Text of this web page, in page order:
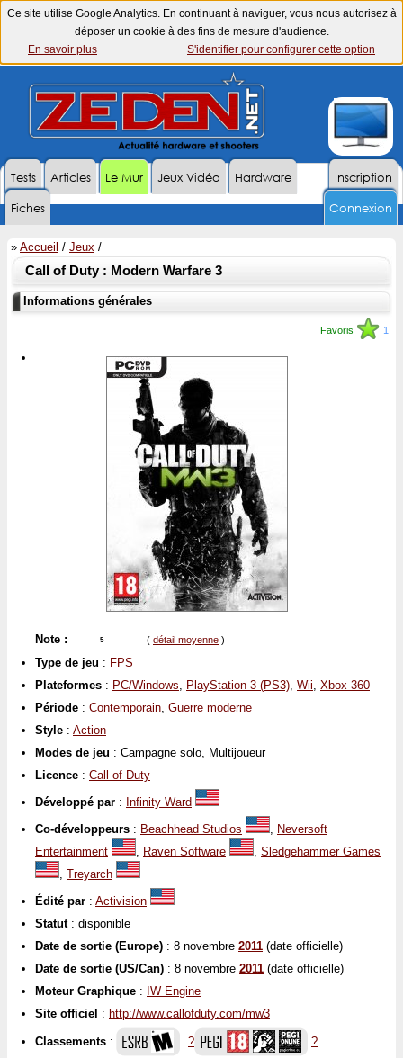
Ce site utilise Google Analytics. En continuant à naviguer, vous nous autorisez à
déposer un cookie à des fins de mesure d'audience.
En savoir plus
S'identifier pour configurer cette option
Inscription
Tests Articles Le Mur Jeux Vidéo
Hardware
Fiches
Connexion
» Accueil / Jeux /
Call of Duty : Modern Warfare 3
Informations générales
1
Favoris
Note : 5 ( détail moyenne )
Type de jeu : FPS
Plateformes : PC/Windows, PlayStation 3 (PS3), Wii, Xbox 360
Période : Contemporain, Guerre moderne
Style : Action
Modes de jeu : Campagne solo, Multijoueur
Licence : Call of Duty
Développé par : Infinity Ward
Co-développeurs : Beachhead Studios , Neversoft
Entertainment
, Raven Software , Sledgehammer Games
, Treyarch
Édité par : Activision
Statut: disponible
Date de sortie (Europe) : 8 novembre 2011 (date officielle)
Date de sortie (US/Can) : 8 novembre 2011 (date officielle)
Moteur Graphique : IW Engine
Site officiel : http://www.callofduty.com/mw3
Classements : ? ?